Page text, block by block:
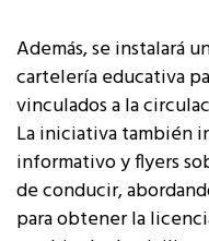
Además, se instalará
cartelería educativa
vinculados a la
La iniciativa también
informativo y flyers
de conducir,
para obtener la